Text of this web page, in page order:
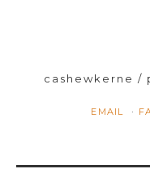
cashewkerne
EMAIL